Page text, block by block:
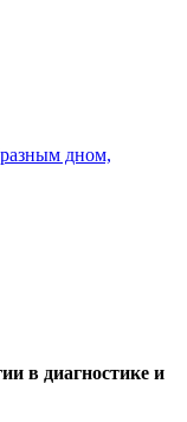
дном,
в диагностике и